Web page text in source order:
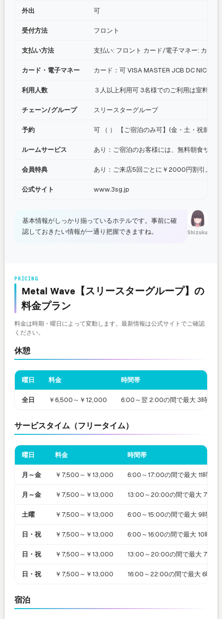
外出 可
受付方法 フロント
支払い方法 支払い: フロント カード/電子マネー: カー
カード・電子マネー カード：可 VISA MASTER JCB DC NICOS
利用人数 ３人以上利用可 3名様でのご利用は室料
チェーン/グループ スリースターグループ
予約 可 （ ） 【ご宿泊のみ可】(金・土・祝前日
ルームサービス あり：ご宿泊のお客様には、無料朝食サー
会員特典 あり：ご来店5回ごとに￥2000円割引。ご
公式サイト www.3sg.jp
Shizuku
基本情報がしっかり揃っているホテルです。事前に確
認しておきたい情報が一通り把握できますね。
PRICING
Metal Wave【スリースターグループ】の
料金プラン
料金は時期・曜日によって変動します。最新情報は公式サイトでご確認
ください。
休憩
曜日 料金 時間帯
全日 ￥6,500～￥12,000 6:00～翌 2:00の間で最大 3時間ご
サービスタイム（フリータイム）
曜日 料金 時間帯
月～金 ￥7,500～￥13,000 6:00～17:00の間で最大 11時間
月～金 ￥7,500～￥13,000 13:00～20:00の間で最大 7時間
土曜 ￥7,500～￥13,000 6:00～15:00の間で最大 9時間
日・祝 ￥7,500～￥13,000 6:00～16:00の間で最大 10時間
日・祝 ￥7,500～￥13,000 13:00～20:00の間で最大 7時間
日・祝 ￥7,500～￥13,000 16:00～22:00の間で最大 6時間
宿泊